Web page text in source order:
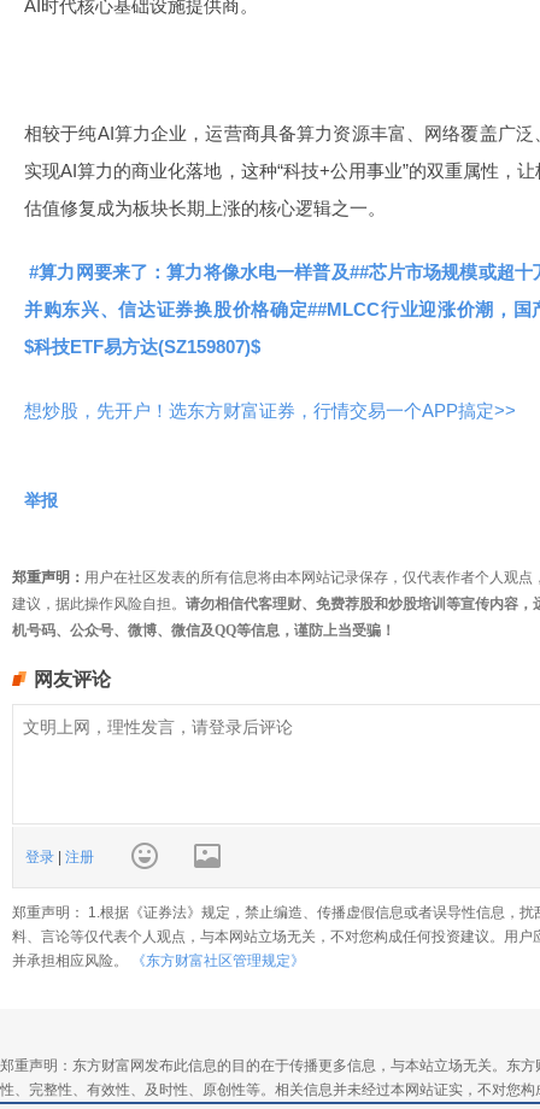
AI时代核心基础设施提供商。
相较于纯AI算力企业，运营商具备算力资源丰富、网络覆盖广
实现AI算力的商业化落地，这种“科技+公用事业”的双重属性，
估值修复成为板块长期上涨的核心逻辑之一。
#算力网要来了：算力将像水电一样普及##芯片市场规模或超
并购东兴、信达证券换股价格确定##MLCC行业迎涨价潮，国
$科技ETF易方达(SZ159807)$
想炒股，先开户！选东方财富证券，行情交易一个APP搞定>>
举报
郑重声明： 用户在社区发表的所有信息将由本网站记录保存，仅代表作者个人观
建议，据此操作风险自担。 请勿相信代客理财、免费荐股和炒股培训等宣传内容
机号码、公众号、微博、微信及QQ等信息，谨防上当受骗！
网友评论
登录 注册
郑重声明： 1.根据《证券法》规定，禁止编造、传播虚假信息或者误导性信息，
料、言论等仅代表个人观点，与本网站立场无关，不对您构成任何投资建议。用
并承担相应风险。
《东方财富社区管理规定》
郑重声明：东方财富网发布此信息的目的在于传播更多信息，与本站立场无关。东
性、完整性、有效性、及时性、原创性等。相关信息并未经过本网站证实，不对您